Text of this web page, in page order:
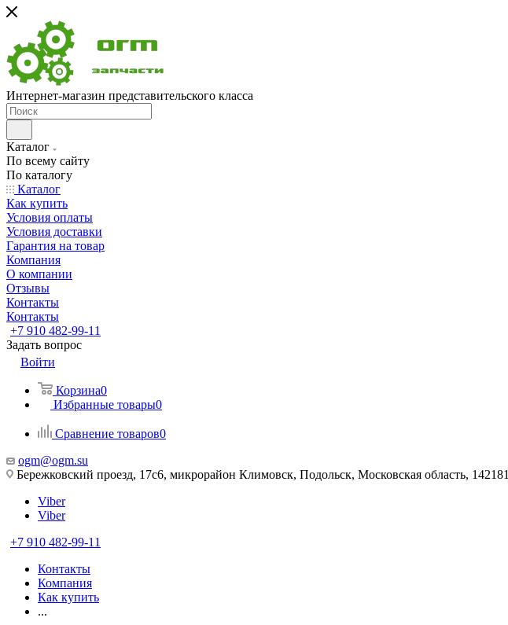
Интернет-магазин представительского класса
Каталог
По всему сайту
По каталогу
Каталог
Как купить
Условия оплаты
Условия доставки
Гарантия на товар
Компания
О компании
Отзывы
Контакты
Контакты
+7 910 482-99-11
Задать вопрос
Войти
Корзина0
Избранные товары0
Сравнение товаров0
ogm@ogm.su
Бережковский проезд, 17с6, микрорайон Климовск, Подольск, Московская область, 142181
Viber
Viber
+7 910 482-99-11
Контакты
Компания
Как купить
...